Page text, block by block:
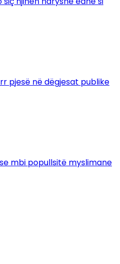
pjesë në dëgjesat publike
mbi popullsitë myslimane